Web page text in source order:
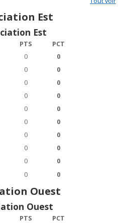
Est
Est
PTS
PCT
0
0
0
0
0
0
0
0
0
0
0
0
0
0
0
0
0
0
0 0
Ouest
Ouest
PTS
PCT